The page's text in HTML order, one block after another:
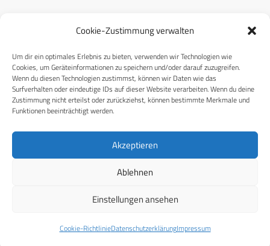
Cookie-Zustimmung verwalten
Um dir ein optimales Erlebnis zu bieten, verwenden wir Technologien wie
Cookies, um Geräteinformationen zu speichern und/oder darauf zuzugreifen.
Wenn du diesen Technologien zustimmst, können wir Daten wie das
Surfverhalten oder eindeutige IDs auf dieser Website verarbeiten. Wenn du deine
Zustimmung nicht erteilst oder zurückziehst, können bestimmte Merkmale und
Funktionen beeinträchtigt werden.
Akzeptieren
Ablehnen
Einstellungen ansehen
Cookie-RichtlinieDatenschutzerklärungImpressum
RECHTLICHES
Datenschutzerklärung
Cookie-Richtlinie (EU)
© 2026 CPM GmbH – Alle Rechte vorbehalten